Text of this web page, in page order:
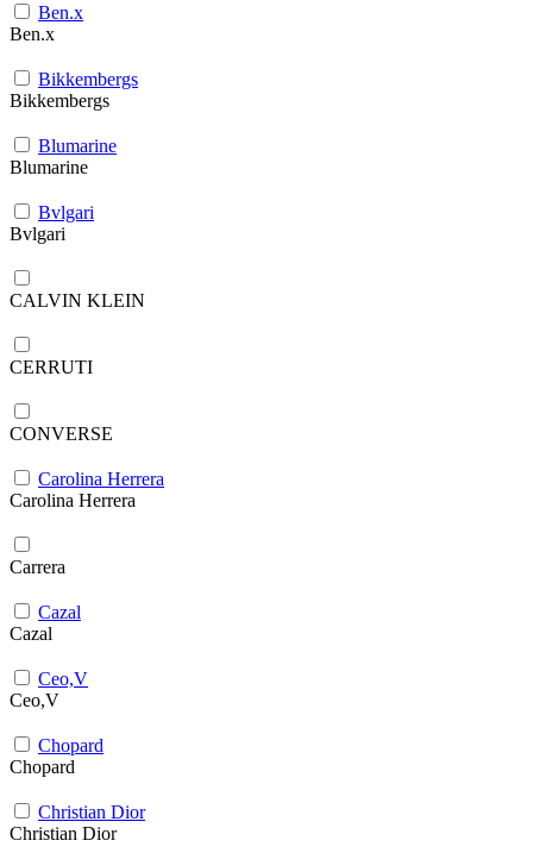
Ben.x
Ben.x
Bikkembergs
Bikkembergs
Blumarine
Blumarine
Bvlgari
Bvlgari
CALVIN KLEIN
CERRUTI
CONVERSE
Carolina Herrera
Carolina Herrera
Carrera
Cazal
Cazal
Ceo,V
Ceo,V
Chopard
Chopard
Christian Dior
Christian Dior